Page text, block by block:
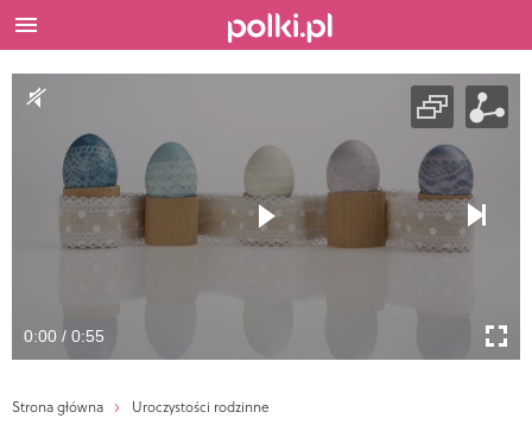
0:00 / 0:55
Strona główna Uroczystości rodzinne